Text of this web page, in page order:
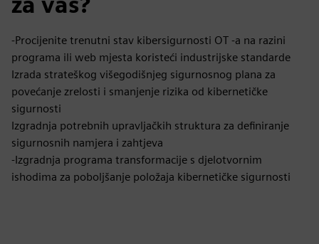
-Procijenite trenutni stav kibersigurnosti OT -a na razini
programa ili web mjesta koristeći industrijske standarde
Izrada strateškog višegodišnjeg sigurnosnog plana za
povećanje zrelosti i smanjenje rizika od kibernetičke
sigurnosti
Izgradnja potrebnih upravljačkih struktura za definiranje
sigurnosnih namjera i zahtjeva
-Izgradnja programa transformacije s djelotvornim
ishodima za poboljšanje položaja kibernetičke sigurnosti